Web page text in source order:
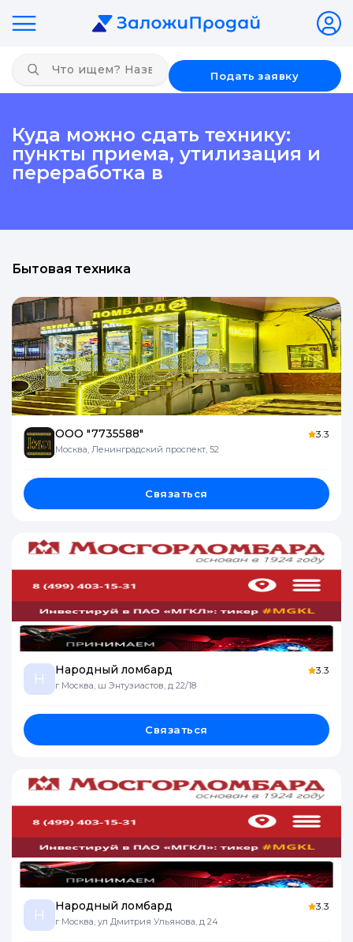
Подать заявку
Куда можно сдать технику:
пункты приема, утилизация и
переработка в
Бытовая техника
ООО "7735588"
Москва, Ленинградский проспект, 52
3.3
Связаться
Н
Народный ломбард
г Москва, ш Энтузиастов, д 22/18
3.3
Связаться
Н
Народный ломбард
г Москва, ул Дмитрия Ульянова, д 24
3.3